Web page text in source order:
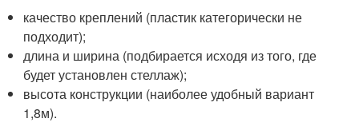
качество креплений (пластик категорически не
подходит);
длина и ширина (подбирается исходя из того, где
будет установлен стеллаж);
высота конструкции (наиболее удобный вариант
1,8м).